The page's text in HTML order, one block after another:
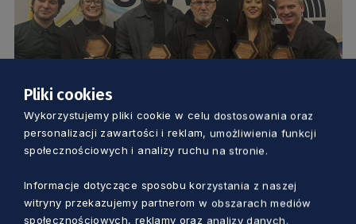
KULTURA
Wielki sukces widowiska z Teatru
Muzycznego w Gdyni
Pliki cookies
Wykorzystujemy pliki cookie w celu dostosowania oraz
personalizacji zawartości i reklam, umożliwienia funkcji
społecznościowych i analizy ruchu na stronie.
Informacje dotyczące sposobu korzystania z naszej
witryny przekazujemy partnerom w obszarach mediów
społecznościowych, reklamy oraz analizy danych.